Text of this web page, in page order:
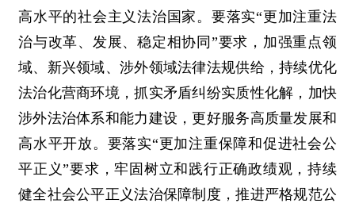
高水平的社会主义法治国家。要落实“更加注重法
治与改革、发展、稳定相协同”要求，加强重点领
域、新兴领域、涉外领域法律法规供给，持续优化
法治化营商环境，抓实矛盾纠纷实质性化解，加快
涉外法治体系和能力建设，更好服务高质量发展和
高水平开放。要落实“更加注重保障和促进社会公
平正义”要求，牢固树立和践行正确政绩观，持续
健全社会公平正义法治保障制度，推进严格规范公